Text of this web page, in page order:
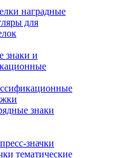
наградные
для
знаки и
знаки
значки
тематические